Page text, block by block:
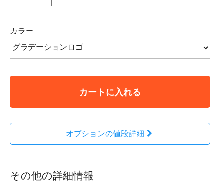
カラー
カートに入れる
オプションの値段詳細
その他の詳細情報